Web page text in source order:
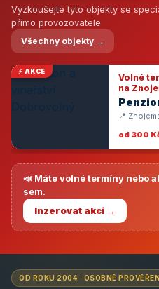
Vyzkoušejte tyto objekty se
přímo provozovatele
Všechny objekty →
⚡ AKCE
Volné
na
📍
od 300
📣 Máte volné termíny nebo
sem.
Inzerovat akci →
OD ROKU 2004 · OSOBNĚ